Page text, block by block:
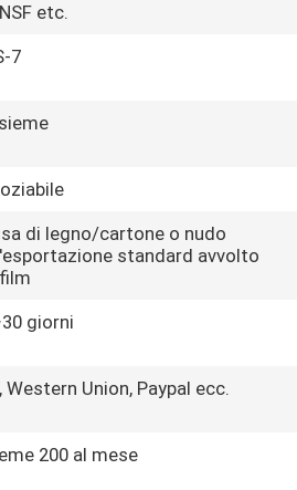
etc.
7
di legno/cartone o nudo
standard avvolto
giorni
Western Union, Paypal ecc.
200 al mese